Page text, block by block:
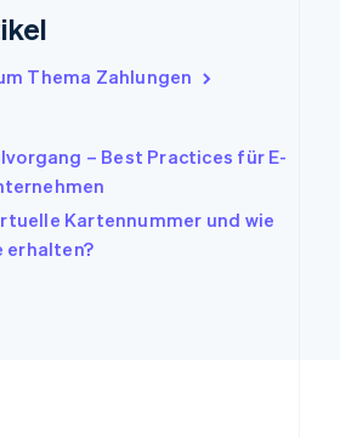
Thema Zahlungen
– Best Practices für E-
Kartennummer und wie
erhalten?